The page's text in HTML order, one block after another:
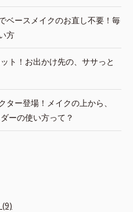
ベースメイクのお直し不要！毎
方
ト！お出かけ先の、ササっと
ター登場！メイクの上から、
ーの使い方って？